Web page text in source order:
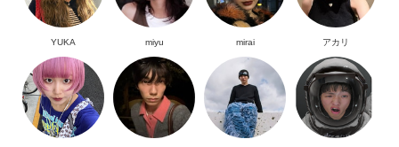
YUKA miyu mirai アカリ